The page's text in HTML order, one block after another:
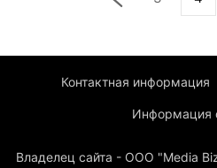
Контактная информация
Информация
Владелец сайта - ООО "Media